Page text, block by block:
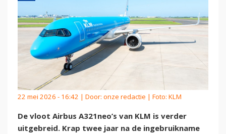
22 mei 2026 - 16:42 | Door: onze redactie | Foto: KLM
De vloot Airbus A321neo’s van KLM is verder
uitgebreid. Krap twee jaar na de ingebruikname